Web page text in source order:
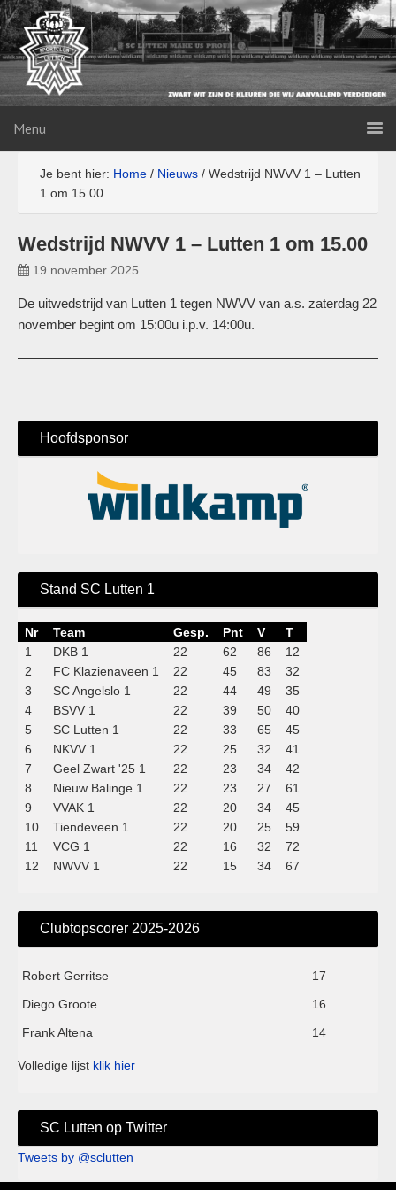
Menu
Je bent hier: Home / Nieuws / Wedstrijd NWVV 1 – Lutten
1 om 15.00
Wedstrijd NWVV 1 – Lutten 1 om 15.00
19 november 2025
De uitwedstrijd van Lutten 1 tegen NWVV van a.s. zaterdag 22
november begint om 15:00u i.p.v. 14:00u.
Hoofdsponsor
Stand SC Lutten 1
Nr Team Gesp. Pnt V
T
1
DKB 1 22 62 86
12
2
FC Klazienaveen 1 22 45 83
32
3
SC Angelslo 1 22 44 49
35
4
BSVV 1 22 39 50
40
5
SC Lutten 1 22 33 65
45
6
NKVV 1 22 25 32
41
7
Geel Zwart '25 1 22 23 34
42
8
Nieuw Balinge 1 22 23 27
61
9
VVAK 1 22 20 34
45
10
Tiendeveen 1 22 20 25
59
11
VCG 1 22 16 32
72
12
NWVV 1 22 15 34 67
Clubtopscorer 2025-2026
Robert Gerritse
17
Diego Groote
16
Frank Altena
14
Volledige lijst klik hier
SC Lutten op Twitter
Tweets by @sclutten